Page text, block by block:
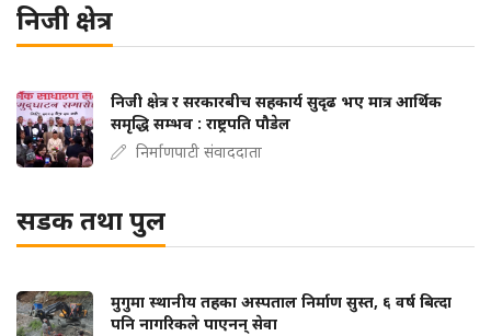
निजी क्षेत्र
निजी क्षेत्र र सरकारबीच सहकार्य सुदृढ भए मात्र आर्थिक
समृद्धि सम्भव : राष्ट्रपति पौडेल
निर्माणपाटी संवाददाता
सडक तथा पुल
मुगुमा स्थानीय तहका अस्पताल निर्माण सुस्त, ६ वर्ष बित्दा
पनि नागरिकले पाएनन् सेवा